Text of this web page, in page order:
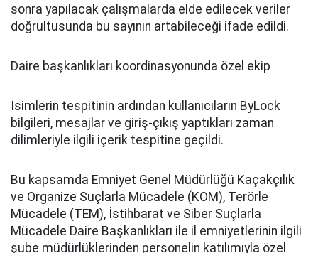
sonra yapılacak çalışmalarda elde edilecek veriler
doğrultusunda bu sayının artabileceği ifade edildi.
Daire başkanlıkları koordinasyonunda özel ekip
İsimlerin tespitinin ardından kullanıcıların ByLock
bilgileri, mesajlar ve giriş-çıkış yaptıkları zaman
dilimleriyle ilgili içerik tespitine geçildi.
Bu kapsamda Emniyet Genel Müdürlüğü Kaçakçılık
ve Organize Suçlarla Mücadele (KOM), Terörle
Mücadele (TEM), İstihbarat ve Siber Suçlarla
Mücadele Daire Başkanlıkları ile il emniyetlerinin ilgili
şube müdürlüklerinden personelin katılımıyla özel